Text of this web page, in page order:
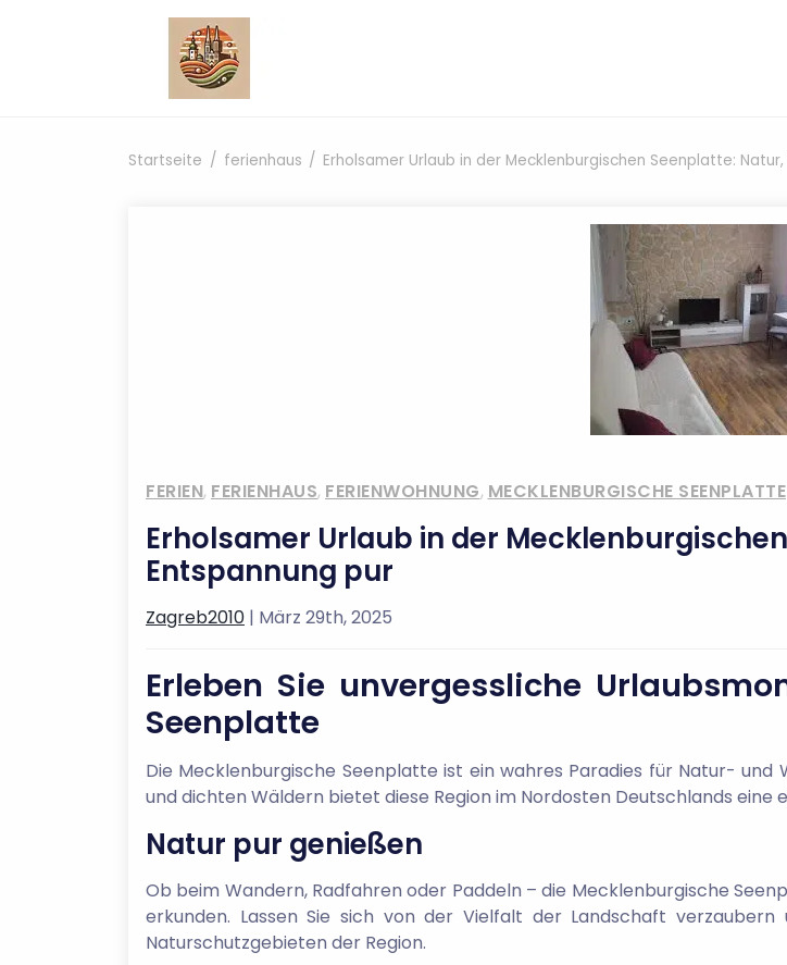
Startseite ferienhaus Erholsamer Urlaub in der Mecklenburgischen Seenplatte:
FERIEN, FERIENHAUS, FERIENWOHNUNG, MECKLENBURGISCHE SEENPLATTE
Erholsamer Urlaub in der
Entspannung pur
Zagreb2010 | März 29th, 2025
Erleben Sie unvergessliche
Seenplatte
Die Mecklenburgische Seenplatte ist ein wahres Paradies für Natur- und
und dichten Wäldern bietet diese Region im Nordosten Deutschlands eine
Natur pur genießen
Ob beim Wandern, Radfahren oder Paddeln – die Mecklenburgische
erkunden. Lassen Sie sich von der Vielfalt der Landschaft
Naturschutzgebieten der Region.